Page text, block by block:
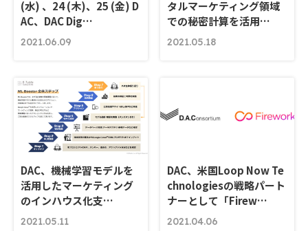
(水) 、24 (木)、25 (金) D
AC、DAC Dig…
2021.06.09
タルマーケティング領域
での秘密計算を活⽤…
2021.05.18
DAC、機械学習モデルを
活用したマーケティング
のインハウス化支…
2021.05.11
DAC、米国Loop Now Te
chnologiesの戦略パート
ナーとして「Firew…
2021.04.06